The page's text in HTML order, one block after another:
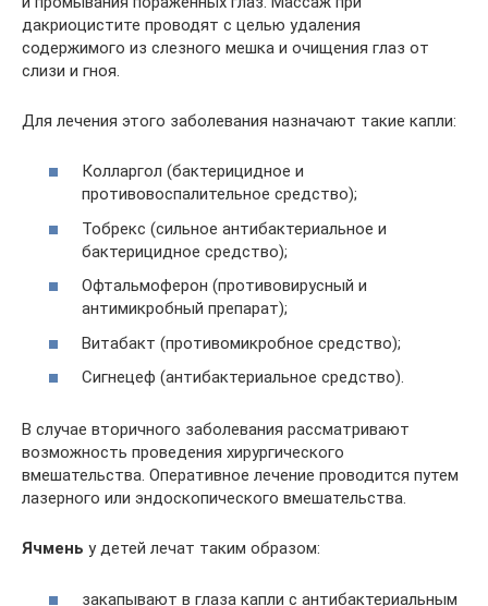
дакриоцистите проводят с целью удаления
содержимого из слезного мешка и очищения глаз от
слизи и гноя.
Для лечения этого заболевания назначают такие капли:
Колларгол (бактерицидное и
противовоспалительное средство);
Тобрекс (сильное антибактериальное и
бактерицидное средство);
Офтальмоферон (противовирусный и
антимикробный препарат);
Витабакт (противомикробное средство);
Сигнецеф (антибактериальное средство).
В случае вторичного заболевания рассматривают
возможность проведения хирургического
вмешательства. Оперативное лечение проводится путем
лазерного или эндоскопического вмешательства.
Ячмень у детей лечат таким образом:
закапывают в глаза капли с антибактериальным